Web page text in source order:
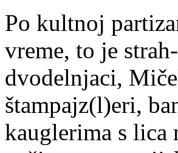
Po kultnoj
vreme, to je
dvodelnjaci,
štampajz(l)eri,
kauglerima s lica